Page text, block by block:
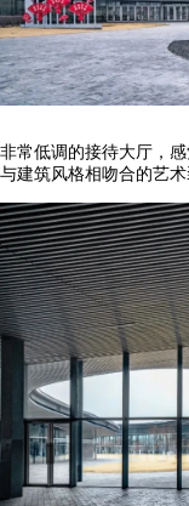
非常低调的接待大厅，
与建筑风格相吻合的艺